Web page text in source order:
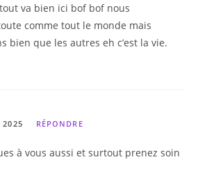
va bien ici bof bof nous
comme tout le monde mais
bien que les autres eh c’est la vie.
2025 RÉPONDRE
à vous aussi et surtout prenez soin